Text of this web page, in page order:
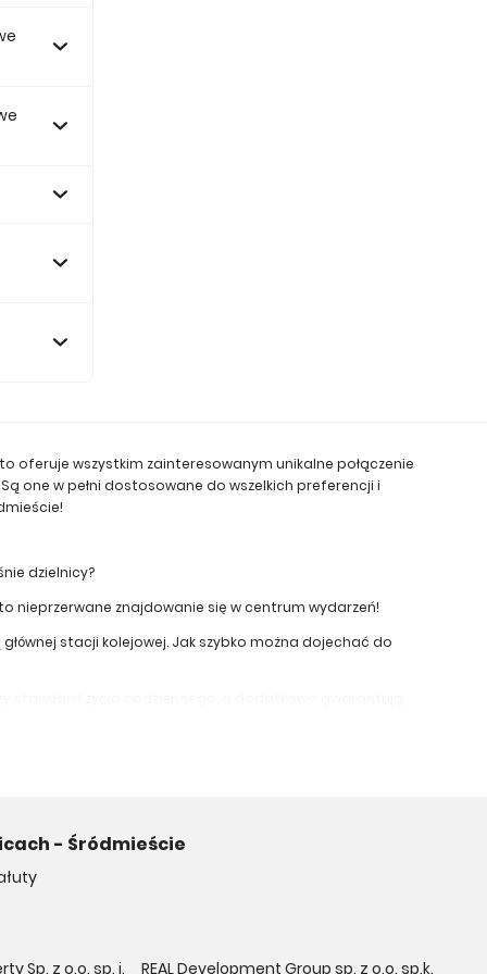
oferuje wszystkim zainteresowanym unikalne połączenie
one w pełni dostosowane do wszelkich preferencji i
dzielnicy?
nieprzerwane znajdowanie się w centrum wydarzeń!
stacji kolejowej. Jak szybko można dojechać do
są zazwyczaj droższe, jednakże oferują jednocześnie
- Śródmieście
Sp. z o.o. sp. j. REAL Development Group sp. z o.o. sp.k.